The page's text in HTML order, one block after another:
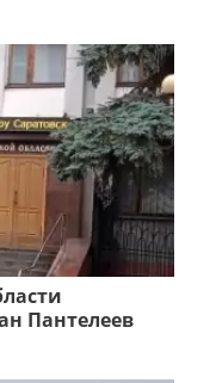
Пантелеев